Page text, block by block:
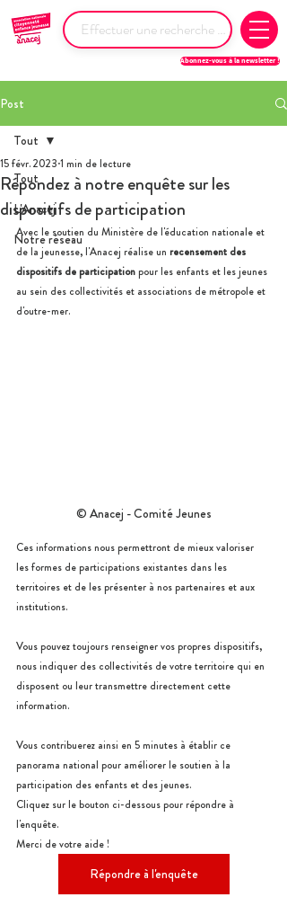
Abonnez-vous à la newsletter !
Post
Tout
L'Anacej
Notre réseau
Tout
Répondez à notre enquête sur les
dispositifs de participation
15 févr. 2023 1 min de lecture
Avec le soutien du Ministère de l'éducation nationale et
de la jeunesse, l'Anacej réalise un recensement des
dispositifs de participation pour les enfants et les jeunes
au sein des collectivités et associations de métropole et
d'outre-mer.
© Anacej - Comité Jeunes
Ces informations nous permettront de mieux valoriser
les formes de participations existantes dans les
territoires et de les présenter à nos partenaires et aux
institutions.
Vous pouvez toujours renseigner vos propres dispositifs,
nous indiquer des collectivités de votre territoire qui en
disposent ou leur transmettre directement cette
information.
Vous contribuerez ainsi en 5 minutes à établir ce
panorama national pour améliorer le soutien à la
participation des enfants et des jeunes.
Cliquez sur le bouton ci-dessous pour répondre à
l'enquête.
Merci de votre aide !
Répondre à l'enquête